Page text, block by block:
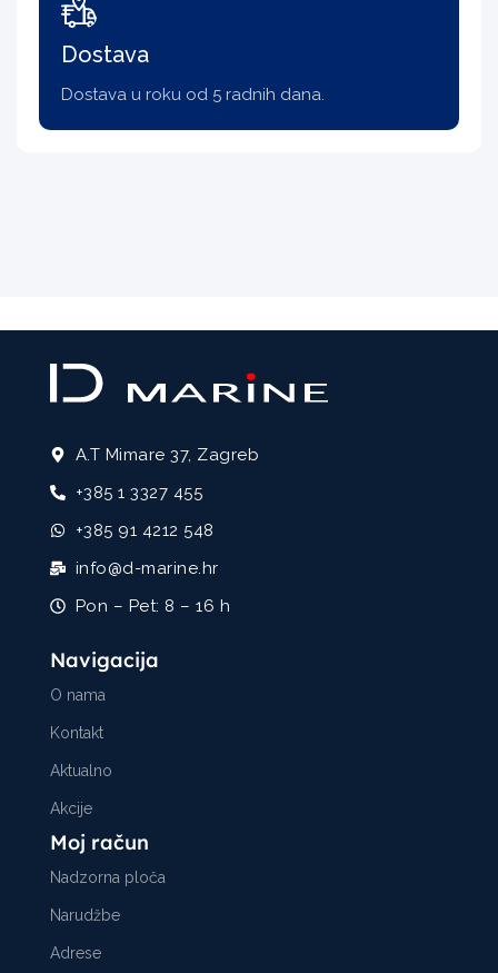
Dostava
Dostava u roku od 5 radnih dana.
A.T Mimare 37, Zagreb
+385 1 3327 455
+385 91 4212 548
info@d-marine.hr
Pon – Pet: 8 – 16 h
Navigacija
O nama
Kontakt
Aktualno
Akcije
Moj račun
Nadzorna ploča
Narudžbe
Adrese